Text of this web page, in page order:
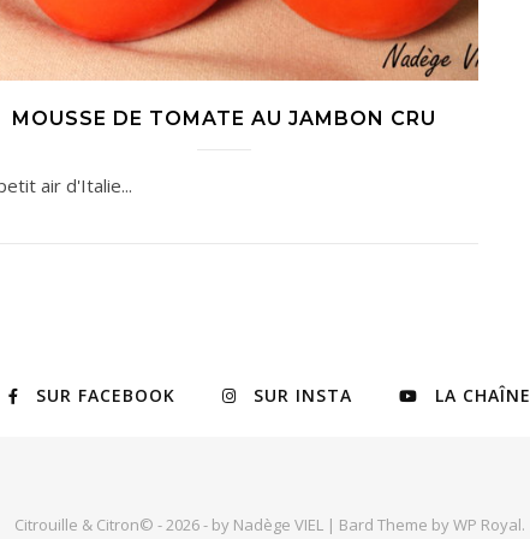
MOUSSE DE TOMATE AU JAMBON CRU
air d'Italie...
SUR FACEBOOK SUR INSTA LA CHAÎNE
Citrouille & Citron© - 2026 - by Nadège VIEL | Bard Theme byWP Royal.